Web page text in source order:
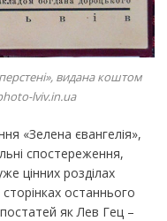
видана коштом
lviv.in.ua
«Зелена євангелія»,
спостереження,
цінних розділах
останнього
як Лев Гец –